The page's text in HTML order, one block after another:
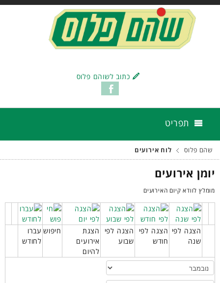
כתוב לשוהם פלוס
תפריט
שהם פלוס לוח אירועים
יומן אירועים
מומלץ לוודא קיום האירועים
הצגה לפי
שנה
הצגה לפי
חודש
הצגה לפי
שבוע
הצגת
אירועים
להיום
חיפוש עברו
לחודש